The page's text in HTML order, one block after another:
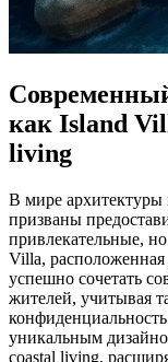
как Island
living
В мире архитектуры
призваны
привлекательные,
Villa,
успешно сочетать
жителей, учитывая
уникальным
coastal living,